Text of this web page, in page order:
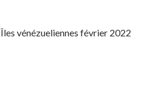
Îles vénézueliennes février 2022